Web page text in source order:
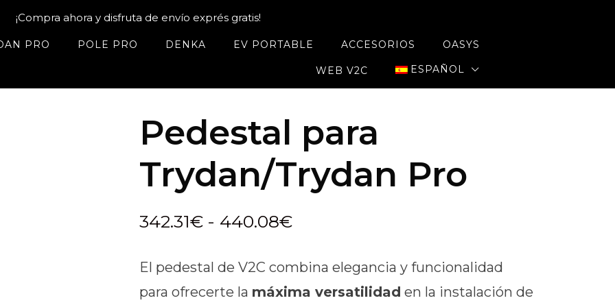
¡Compra ahora y disfruta de envío exprés gratis!
PRO POLE PRO DENKA EV PORTABLE ACCESORIOS OASYS
WEB V2C ESPAÑOL
Pedestal para
Trydan/Trydan Pro
342.31€ - 440.08€Rango
precios:
desde
El pedestal de V2C combina elegancia y funcionalidad
para ofrecerte la máxima versatilidad en la instalación de